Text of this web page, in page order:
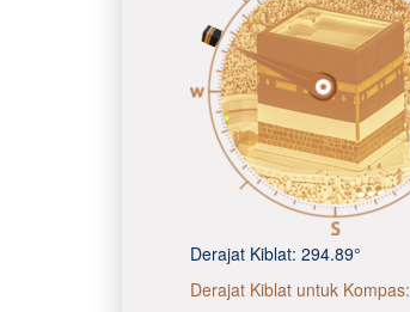
Derajat Kiblat: 294.89°
Derajat Kiblat untuk Kompas: